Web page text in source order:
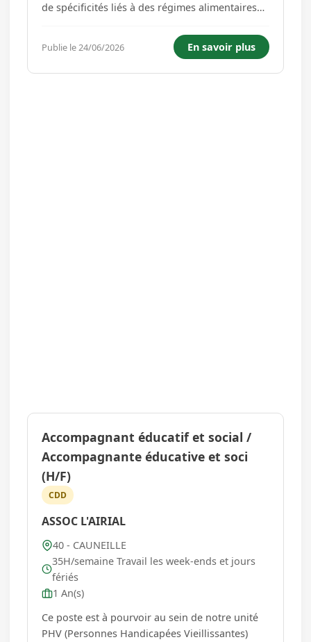
de spécificités liés à des régimes alimentaires
livrerez également les repas sur les autres sites.
HORAIRES : 7h00 à 14h30 A pourvoir pour le
mo...
Publie le 24/06/2026 En savoir plus
Accompagnant éducatif et social /
Accompagnante éducative et soci
(H/F)
CDD
ASSOC L'AIRIAL
40 - CAUNEILLE
35H/semaine Travail les week-ends et jours
fériés
1 An(s)
Ce poste est à pourvoir au sein de notre unité
PHV (Personnes Handicapées Vieillissantes)